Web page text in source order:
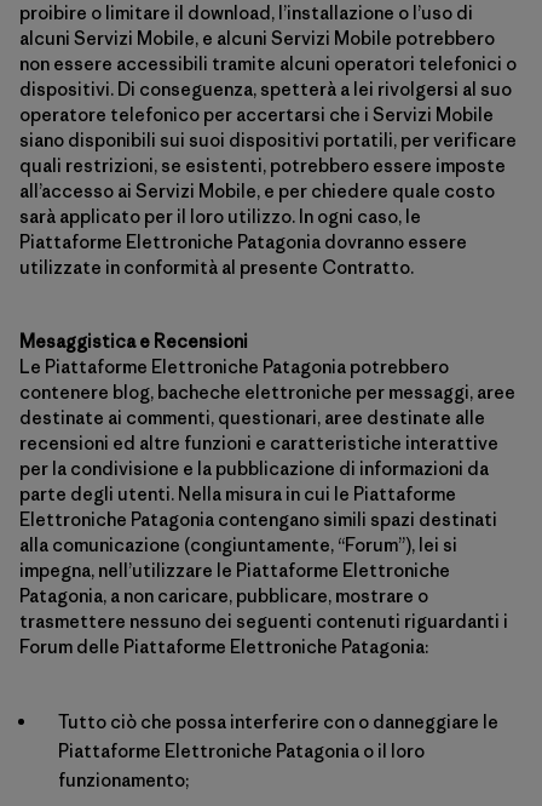
proibire o limitare il download, l’installazione o l’uso di
alcuni Servizi Mobile, e alcuni Servizi Mobile potrebbero
non essere accessibili tramite alcuni operatori telefonici o
dispositivi. Di conseguenza, spetterà a lei rivolgersi al suo
operatore telefonico per accertarsi che i Servizi Mobile
siano disponibili sui suoi dispositivi portatili, per verificare
quali restrizioni, se esistenti, potrebbero essere imposte
all’accesso ai Servizi Mobile, e per chiedere quale costo
sarà applicato per il loro utilizzo. In ogni caso, le
Piattaforme Elettroniche Patagonia dovranno essere
utilizzate in conformità al presente Contratto.
Mesaggistica e Recensioni
Le Piattaforme Elettroniche Patagonia potrebbero
contenere blog, bacheche elettroniche per messaggi, aree
destinate ai commenti, questionari, aree destinate alle
recensioni ed altre funzioni e caratteristiche interattive
per la condivisione e la pubblicazione di informazioni da
parte degli utenti. Nella misura in cui le Piattaforme
Elettroniche Patagonia contengano simili spazi destinati
alla comunicazione (congiuntamente, “Forum”), lei si
impegna, nell’utilizzare le Piattaforme Elettroniche
Patagonia, a non caricare, pubblicare, mostrare o
trasmettere nessuno dei seguenti contenuti riguardanti i
Forum delle Piattaforme Elettroniche Patagonia:
Tutto ciò che possa interferire con o danneggiare le
Piattaforme Elettroniche Patagonia o il loro
funzionamento;